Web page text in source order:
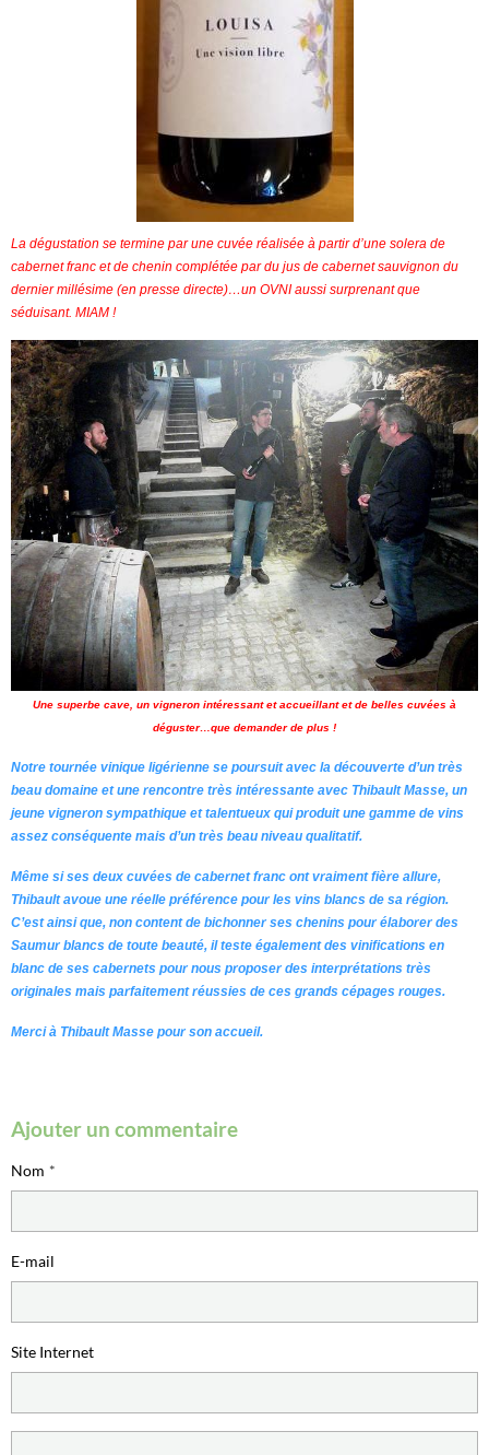
La dégustation se termine par une cuvée réalisée à partir d’une solera de
cabernet franc et de chenin complétée par du jus de cabernet sauvignon du
dernier millésime (en presse directe)…un OVNI aussi surprenant que
séduisant. MIAM !
Une superbe cave, un vigneron intéressant et accueillant et de belles cuvées à
déguster…que demander de plus !
Notre tournée vinique ligérienne se poursuit avec la découverte d’un très
beau domaine et une rencontre très intéressante avec Thibault Masse, un
jeune vigneron sympathique et talentueux qui produit une gamme de vins
assez conséquente mais d’un très beau niveau qualitatif.
Même si ses deux cuvées de cabernet franc ont vraiment fière allure,
Thibault avoue une réelle préférence pour les vins blancs de sa région.
C’est ainsi que, non content de bichonner ses chenins pour élaborer des
Saumur blancs de toute beauté, il teste également des vinifications en
blanc de ses cabernets pour nous proposer des interprétations très
originales mais parfaitement réussies de ces grands cépages rouges.
Merci à Thibault Masse pour son accueil.
Ajouter un commentaire
Nom
E-mail
Site Internet